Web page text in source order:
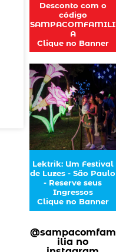
Desconto com o
código
SAMPACOMFAMILI
A
Clique no Banner
Lektrik: Um Festival
de Luzes - São Paulo
- Reserve seus
Ingressos
Clique no Banner
@sampacomfam
ilia no